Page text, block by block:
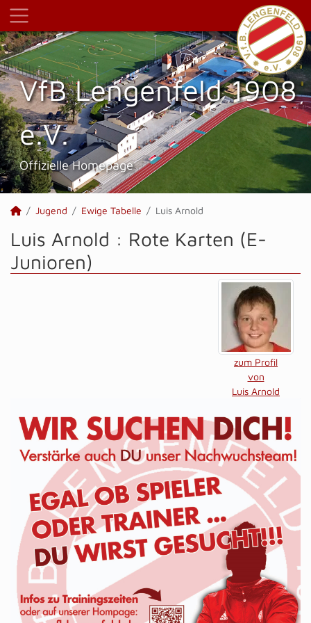
VfB Lengenfeld 1908
e.V.
Offizielle Homepage
Jugend Ewige Tabelle Luis Arnold
Luis Arnold : Rote Karten (E-
Junioren)
zum Profil
von
Luis Arnold